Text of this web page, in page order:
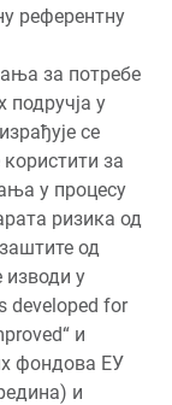
референтну
за потребе
подручја у
се
за
у процесу
ризика од
од
изводи у
developed for
и
фондова ЕУ
и